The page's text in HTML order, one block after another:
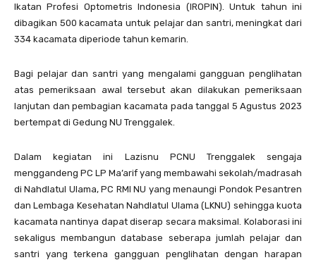
Ikatan Profesi Optometris Indonesia (IROPIN). Untuk tahun ini
dibagikan 500 kacamata untuk pelajar dan santri, meningkat dari
334 kacamata diperiode tahun kemarin.
Bagi pelajar dan santri yang mengalami gangguan penglihatan
atas pemeriksaan awal tersebut akan dilakukan pemeriksaan
lanjutan dan pembagian kacamata pada tanggal 5 Agustus 2023
bertempat di Gedung NU Trenggalek.
Dalam kegiatan ini Lazisnu PCNU Trenggalek sengaja
menggandeng PC LP Ma’arif yang membawahi sekolah/madrasah
di Nahdlatul Ulama, PC RMI NU yang menaungi Pondok Pesantren
dan Lembaga Kesehatan Nahdlatul Ulama (LKNU) sehingga kuota
kacamata nantinya dapat diserap secara maksimal. Kolaborasi ini
sekaligus membangun database seberapa jumlah pelajar dan
santri yang terkena gangguan penglihatan dengan harapan